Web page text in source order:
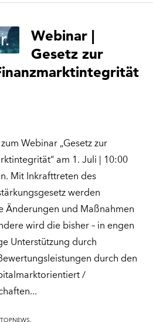
Webinar |
Gesetz zur
Webinar „Gesetz zur
am 1. Juli | 10:00
Mit Inkrafttreten des
werden
Änderungen und Maßnahmen
wird die bisher – in engen
Unterstützung durch
durch den
/
TOPNEWS.